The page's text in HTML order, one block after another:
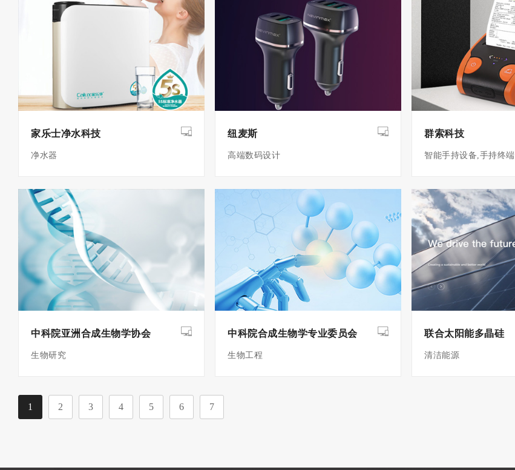
家乐士净水科技
净水器
纽麦斯
高端数码设计
群索科技
智能手持设备,手持终端
中科院亚洲合成生物学协会
生物研究
中科院合成生物学专业委员会
生物工程
联合太阳能多晶硅
清洁能源
1 2 3 4 5 6 7